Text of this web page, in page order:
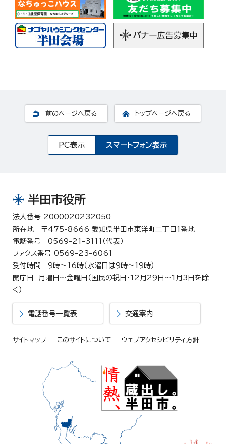
前のページへ戻る トップページへ戻る
PC表示 スマートフォン表示
半田市役所
法人番号 2000020232050
所在地 〒475-8666 愛知県半田市東洋町二丁目1番地
電話番号 0569-21-3111（代表）
ファクス番号 0569-23-6061
受付時間 9時～16時（水曜日は9時～19時）
開庁日 月曜日～金曜日（国民の祝日・12月29日～1月3日を除
く）
電話番号一覧表 交通案内
サイトマップ このサイトについて ウェブアクセシビリティ方針